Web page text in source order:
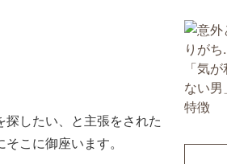
したい、と主張をされた
こに御座います。